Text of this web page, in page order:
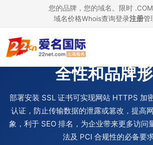
您的品牌，您的域名。限时 .COM
域名价格Whois查询登录注册管
使用 SSL 证书，
全性和品牌
部署安装 SSL 证书可实现网站 HTTPS 加
认证，防止传输数据的泄露或篡改，提高
象，利于 SEO 排名，为企业带来更多访问
法及 PCI 合规性的必备要求